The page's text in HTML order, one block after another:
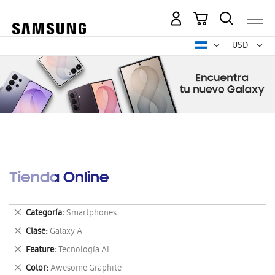
USD -
dólar
Mi carrito
Tienda Online
Categoría Smartphones
Eliminar
este
artículo
Clase Galaxy A
Eliminar
este
artículo
Feature Tecnología AI
Eliminar
este
Color Awesome Graphite
Eliminar